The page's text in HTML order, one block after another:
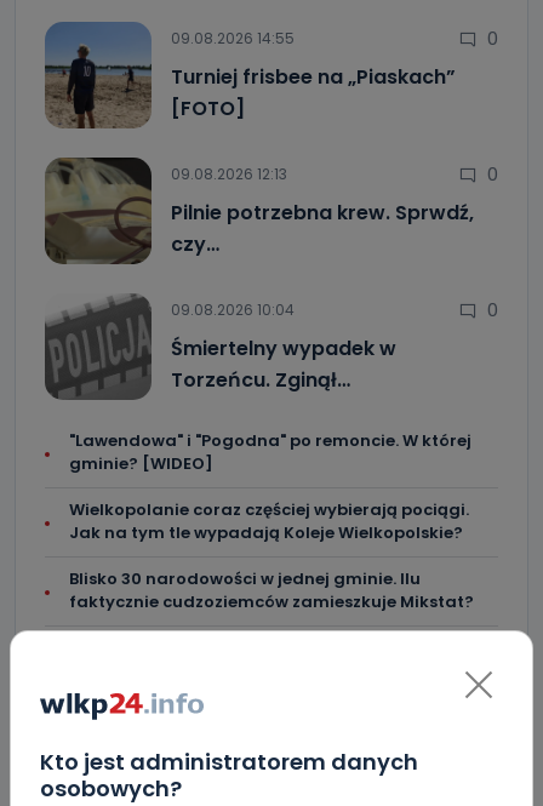
Kto jest administratorem danych
osobowych?
09.08.2026 14:55 0
Turniej frisbee na „Piaskach”
[FOTO]
09.08.2026 12:13 0
Pilnie potrzebna krew. Sprwdź,
czy…
09.08.2026 10:04 0
Śmiertelny wypadek w
Torzeńcu. Zginął…
"Lawendowa" i "Pogodna" po remoncie. W której
gminie? [WIDEO]
Wielkopolanie coraz częściej wybierają pociągi.
Jak na tym tle wypadają Koleje Wielkopolskie?
Blisko 30 narodowości w jednej gminie. Ilu
faktycznie cudzoziemców zamieszkuje Mikstat?
Upały i burze. Porady dla właścicieli zwierząt
[WIDEO]
Raulin, Witkowska, Marciniak, Kowalska. "Odyseja
Antonińska" dzień drugi [FOTO]